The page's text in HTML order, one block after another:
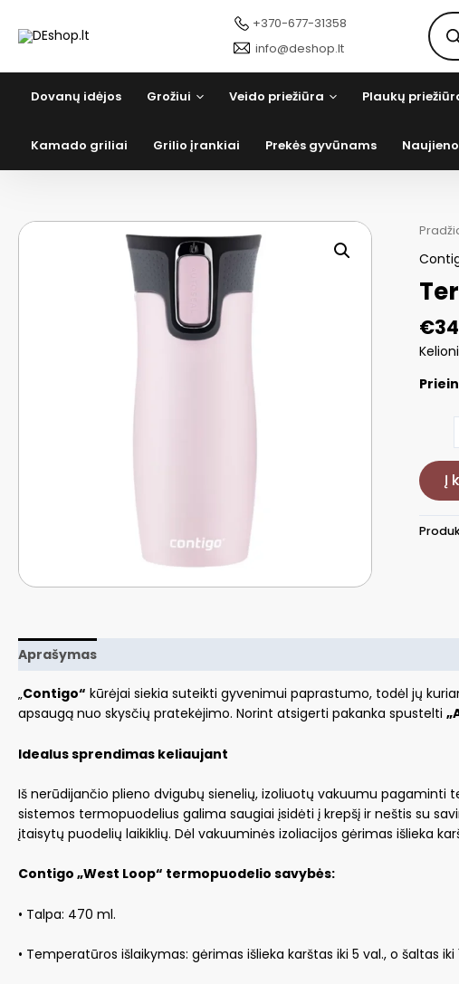
prie
turinio
+370-677-31358
info@deshop.lt
Dovanų idėjos Grožiui Veido priežiūra Plaukų
Kamado griliai Grilio įrankiai Prekės gyvūnams
€
Į
Aprašymas
„Contigo“ kūrėjai siekia suteikti gyvenimui paprastumo, todėl jų
apsaugą nuo skysčių pratekėjimo. Norint atsigerti pakanka spustelti
Idealus sprendimas keliaujant
Iš nerūdijančio plieno dvigubų sienelių, izoliuotų vakuumu pagaminti
sistemos termopuodelius galima saugiai įsidėti į krepšį ir neštis su
įtaisytų puodelių laikiklių. Dėl vakuuminės izoliacijos gėrimas išlieka
Contigo „West Loop“ termopuodelio savybės:
• Talpa: 470 ml.
• Temperatūros išlaikymas: gėrimas išlieka karštas iki 5 val., o šaltas iki